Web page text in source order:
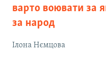
варто воювати за
за народ
Ілона Нємцова